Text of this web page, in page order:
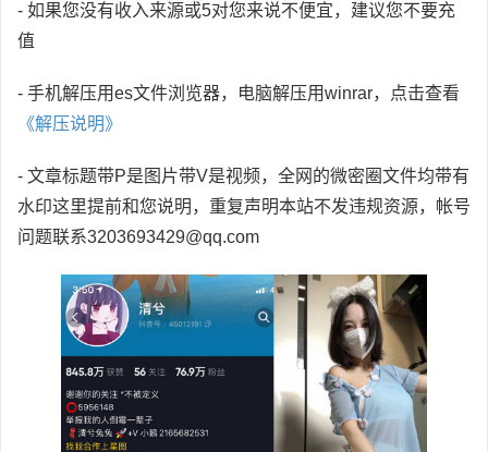
- 如果您没有收入来源或5对您来说不便宜，建议您不要充
值
- 手机解压用es文件浏览器，电脑解压用winrar，点击查看
《解压说明》
- 文章标题带P是图片带V是视频，全网的微密圈文件均带有
水印这里提前和您说明，重复声明本站不发违规资源，帐号
问题联系3203693429@qq.com